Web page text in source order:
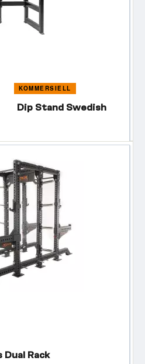
KOMMERSIELL
Dip Stand Swedish
Rack